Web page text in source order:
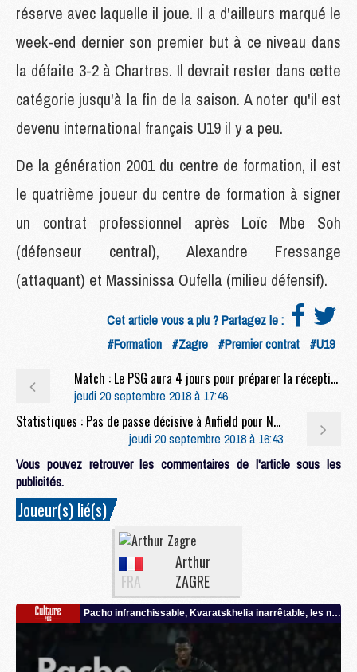
réserve avec laquelle il joue. Il a d'ailleurs marqué le
week-end dernier son premier but à ce niveau dans
la défaite 3-2 à Chartres. Il devrait rester dans cette
catégorie jusqu'à la fin de la saison. A noter qu'il est
devenu international français U19 il y a peu.
De la génération 2001 du centre de formation, il est
le quatrième joueur du centre de formation à signer
un contrat professionnel après Loïc Mbe Soh
(défenseur central), Alexandre Fressange
(attaquant) et Massinissa Oufella (milieu défensif).
Cet article vous a plu ? Partagez le :
#Formation #Zagre #Premier contrat #U19
Match : Le PSG aura 4 jours pour préparer la réception du Napoli
jeudi 20 septembre 2018 à 17:46
Statistiques : Pas de passe décisive à Anfield pour Neymar
jeudi 20 septembre 2018 à 16:43
Vous pouvez retrouver les commentaires de l'article sous les
publicités.
Joueur(s) lié(s)
FRA
Arthur
ZAGRE